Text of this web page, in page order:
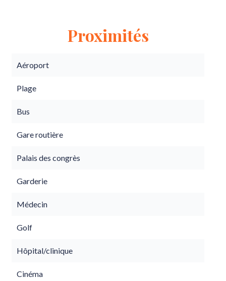
Proximités
Aéroport
Plage
Bus
Gare routière
Palais des congrès
Garderie
Médecin
Golf
Hôpital/clinique
Cinéma